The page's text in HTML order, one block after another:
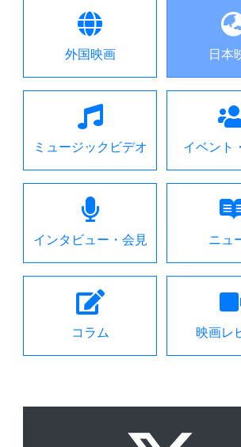
外国映画 日本
ミュージックビデオ イベント
インタビュー・会見 ニュ
コラム 映画レ